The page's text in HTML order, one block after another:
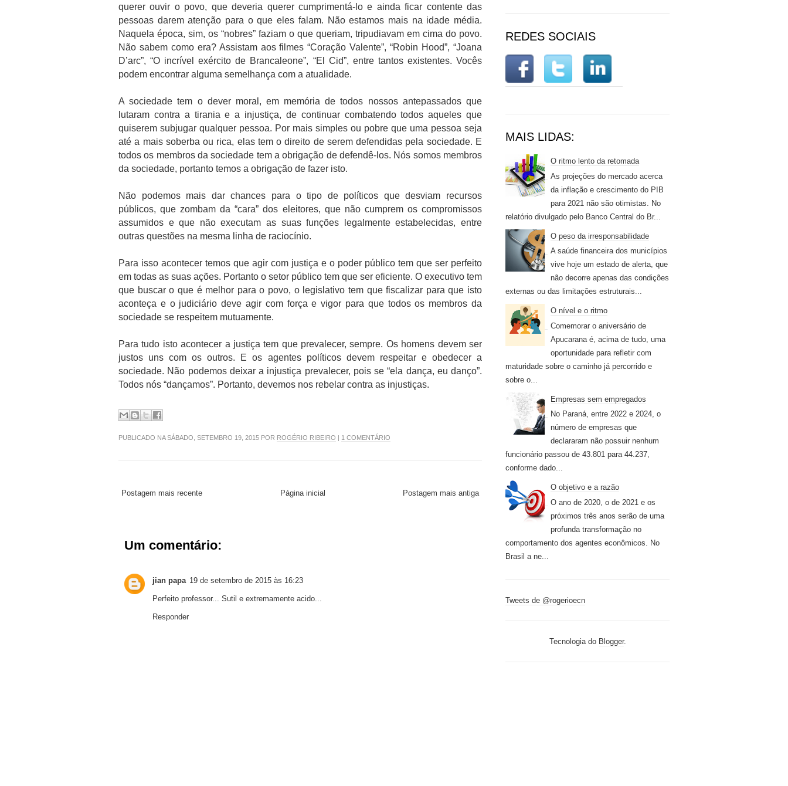
querer ouvir o povo, que deveria querer cumprimentá-lo e ainda ficar contente das
pessoas darem atenção para o que eles falam. Não estamos mais na idade média.
Naquela época, sim, os “nobres” faziam o que queriam, tripudiavam em cima do povo.
Não sabem como era? Assistam aos filmes “Coração Valente”, “Robin Hood”, “Joana
D’arc”, “O incrível exército de Brancaleone”, “El Cid”, entre tantos existentes. Vocês
podem encontrar alguma semelhança com a atualidade.
A sociedade tem o dever moral, em memória de todos nossos antepassados que
lutaram contra a tirania e a injustiça, de continuar combatendo todos aqueles que
quiserem subjugar qualquer pessoa. Por mais simples ou pobre que uma pessoa seja
até a mais soberba ou rica, elas tem o direito de serem defendidas pela sociedade. E
todos os membros da sociedade tem a obrigação de defendê-los. Nós somos membros
da sociedade, portanto temos a obrigação de fazer isto.
Não podemos mais dar chances para o tipo de políticos que desviam recursos
públicos, que zombam da “cara” dos eleitores, que não cumprem os compromissos
assumidos e que não executam as suas funções legalmente estabelecidas, entre
outras questões na mesma linha de raciocínio.
Para isso acontecer temos que agir com justiça e o poder público tem que ser perfeito
em todas as suas ações. Portanto o setor público tem que ser eficiente. O executivo tem
que buscar o que é melhor para o povo, o legislativo tem que fiscalizar para que isto
aconteça e o judiciário deve agir com força e vigor para que todos os membros da
sociedade se respeitem mutuamente.
Para tudo isto acontecer a justiça tem que prevalecer, sempre. Os homens devem ser
justos uns com os outros. E os agentes políticos devem respeitar e obedecer a
sociedade. Não podemos deixar a injustiça prevalecer, pois se “ela dança, eu danço”.
Todos nós “dançamos”. Portanto, devemos nos rebelar contra as injustiças.
PUBLICADO NA SÁBADO, SETEMBRO 19, 2015 POR ROGÉRIO RIBEIRO | 1 COMENTÁRIO
Postagem mais recente Postagem mais antiga
Página inicial
Um comentário:
jian papa 19 de setembro de 2015 às 16:23
Perfeito professor... Sutil e extremamente acido...
Responder
REDES SOCIAIS
MAIS LIDAS:
O ritmo lento da retomada
As projeções do mercado acerca
da inflação e crescimento do PIB
para 2021 não são otimistas. No
relatório divulgado pelo Banco Central do Br...
O peso da irresponsabilidade
A saúde financeira dos municípios
vive hoje um estado de alerta, que
não decorre apenas das condições
externas ou das limitações estruturais...
O nível e o ritmo
Comemorar o aniversário de
Apucarana é, acima de tudo, uma
oportunidade para refletir com
maturidade sobre o caminho já percorrido e
sobre o...
Empresas sem empregados
No Paraná, entre 2022 e 2024, o
número de empresas que
declararam não possuir nenhum
funcionário passou de 43.801 para 44.237,
conforme dado...
O objetivo e a razão
O ano de 2020, o de 2021 e os
próximos três anos serão de uma
profunda transformação no
comportamento dos agentes econômicos. No
Brasil a ne...
Tweets de @rogerioecn
Tecnologia do Blogger.